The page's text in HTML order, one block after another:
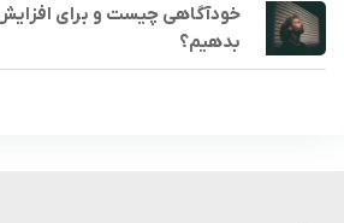
خودآگاهی چیست و برای
بدهیم؟